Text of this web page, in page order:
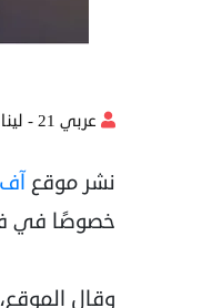
عربي 21 - لينا بوشناق
نشر موقع
خصوصًا في